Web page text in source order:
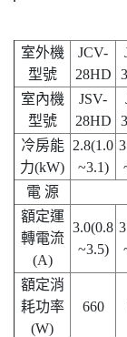
室外機
型號
JCV-
28HD
室內機
型號
JSV-
28HD
冷房能
力(kW)
2.8(1.0
~3.1)
電 源
額定運
轉電流
(A)
3.0(0.8
~3.5)
額定消
耗功率
(W)
660